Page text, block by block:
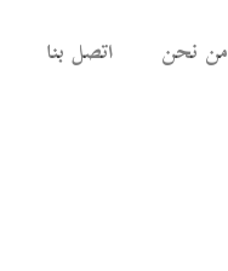
من نحن اتصل بنا